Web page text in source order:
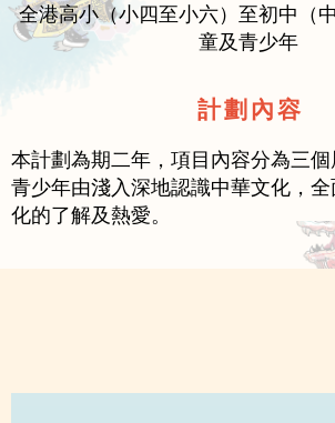
全港高小（小四至小六）至初中（
童及青少年
計 劃 內 容
本計劃為期二年，項目內容分為三
青少年由淺入深地認識中華文化，
化的了解及熱愛。